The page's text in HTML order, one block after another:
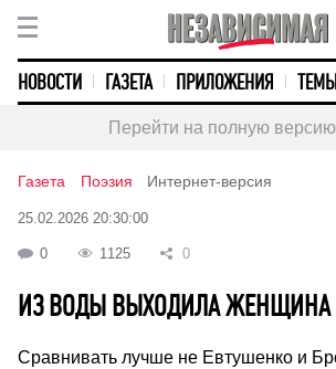
НОВОСТИ ГАЗЕТА ПРИЛОЖЕНИЯ ТЕМЫ
Перейти на полную версию
Газета Поэзия Интернет-версия
25.02.2026 20:30:00
0 1125 0
ИЗ ВОДЫ ВЫХОДИЛА ЖЕНЩИНА
Сравнивать лучше не Евтушенко и